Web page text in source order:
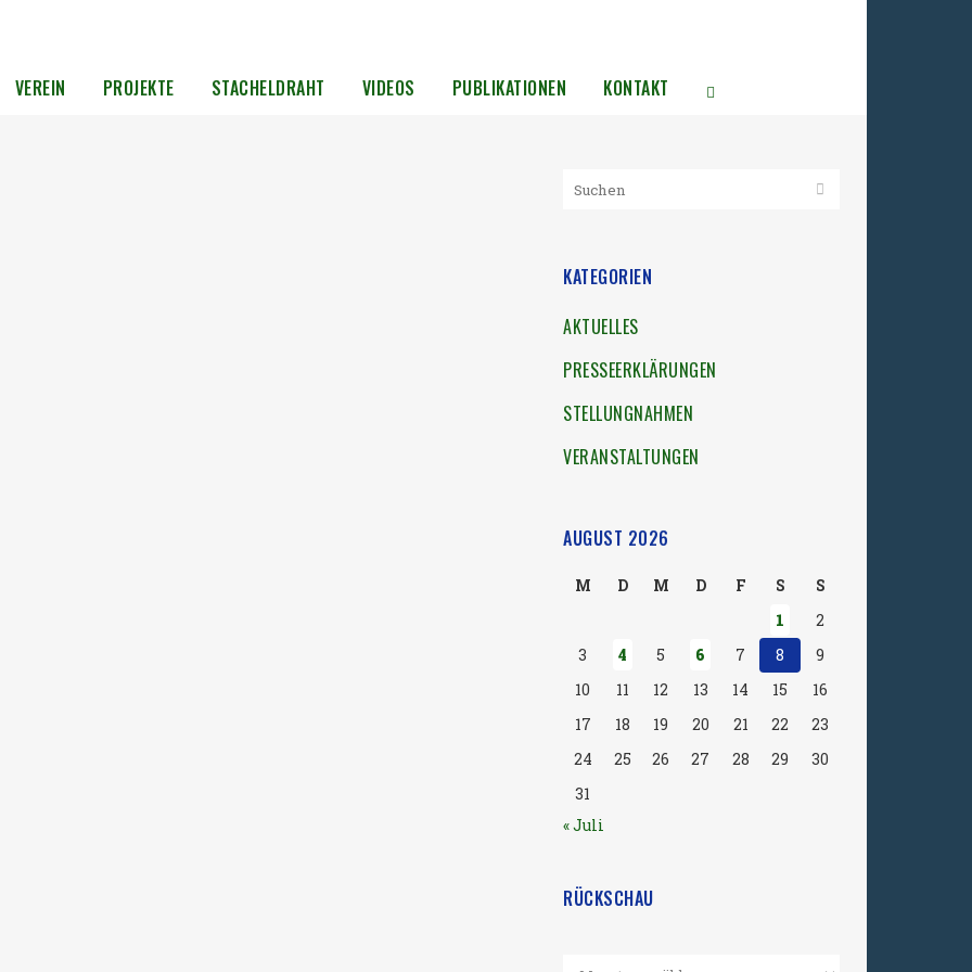
VEREIN PROJEKTE STACHELDRAHT VIDEOS PUBLIKATIONEN KONTAKT
KATEGORIEN
AKTUELLES
PRESSEERKLÄRUNGEN
STELLUNGNAHMEN
VERANSTALTUNGEN
AUGUST 2026
M D M D F S
S
1
2
3
4 5 6 7 8
9
10
11 12 13 14 15
16
17
18 19 20 21 22
23
24
25 26 27 28 29
30
31
« Juli
RÜCKSCHAU